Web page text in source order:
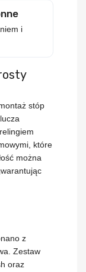
i
stóp
które
można
z
Zestaw
oraz